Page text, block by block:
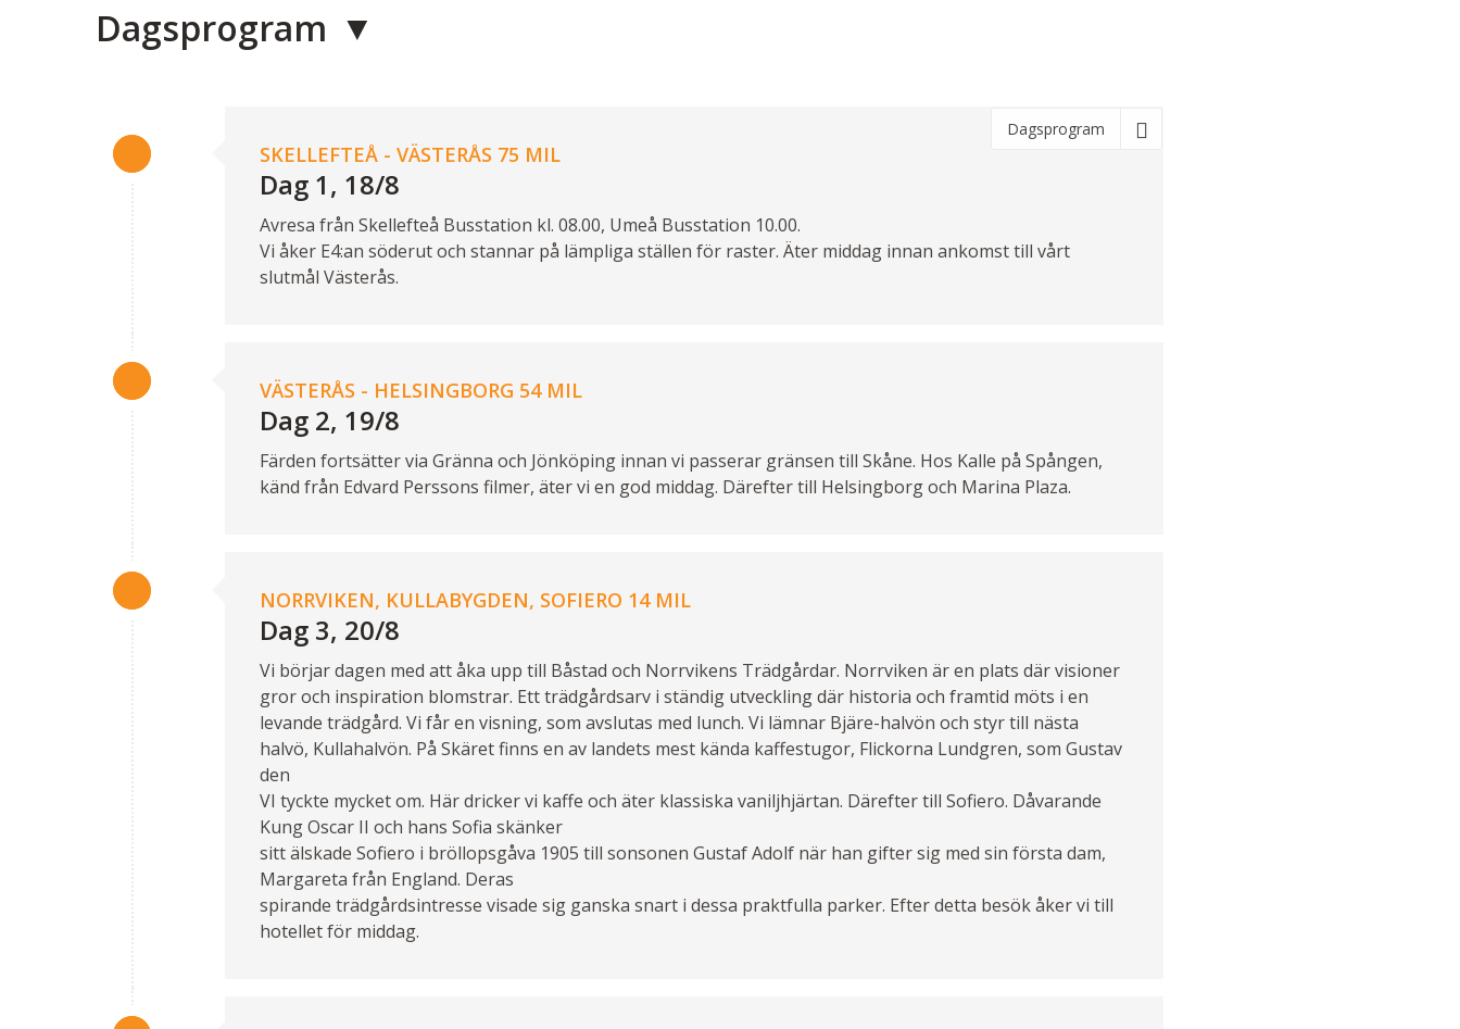
Dagsprogram
Dagsprogram
SKELLEFTEÅ - VÄSTERÅS 75 MIL
Dag 1, 18/8
Avresa från Skellefteå Busstation kl. 08.00, Umeå Busstation 10.00.
Vi åker E4:an söderut och stannar på lämpliga ställen för raster. Äter middag innan ankomst till vårt
slutmål Västerås.
VÄSTERÅS - HELSINGBORG 54 MIL
Dag 2, 19/8
Färden fortsätter via Gränna och Jönköping innan vi passerar gränsen till Skåne. Hos Kalle på Spången,
känd från Edvard Perssons filmer, äter vi en god middag. Därefter till Helsingborg och Marina Plaza.
NORRVIKEN, KULLABYGDEN, SOFIERO 14 MIL
Dag 3, 20/8
Vi börjar dagen med att åka upp till Båstad och Norrvikens Trädgårdar. Norrviken är en plats där visioner
gror och inspiration blomstrar. Ett trädgårdsarv i ständig utveckling där historia och framtid möts i en
levande trädgård. Vi får en visning, som avslutas med lunch. Vi lämnar Bjäre-halvön och styr till nästa
halvö, Kullahalvön. På Skäret finns en av landets mest kända kaffestugor, Flickorna Lundgren, som Gustav
den
VI tyckte mycket om. Här dricker vi kaffe och äter klassiska vaniljhjärtan. Därefter till Sofiero. Dåvarande
Kung Oscar II och hans Sofia skänker
sitt älskade Sofiero i bröllopsgåva 1905 till sonsonen Gustaf Adolf när han gifter sig med sin första dam,
Margareta från England. Deras
spirande trädgårdsintresse visade sig ganska snart i dessa praktfulla parker. Efter detta besök åker vi till
hotellet för middag.